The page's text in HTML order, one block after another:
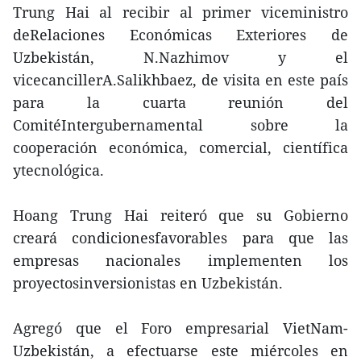
Trung Hai al recibir al primer viceministro
deRelaciones Económicas Exteriores de
Uzbekistán, N.Nazhimov y el
vicecancillerA.Salikhbaez, de visita en este país
para la cuarta reunión del
ComitéIntergubernamental sobre la
cooperación económica, comercial, científica
ytecnológica.
Hoang Trung Hai reiteró que su Gobierno
creará condicionesfavorables para que las
empresas nacionales implementen los
proyectosinversionistas en Uzbekistán.
Agregó que el Foro empresarial VietNam-
Uzbekistán, a efectuarse este miércoles en